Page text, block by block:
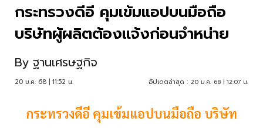
กระทรวงดีอี คุมเข้มแอปบนมือถือ
บริษัทผู้ผลิตต้องแจ้งก่อนจำหน่าย
By ฐานเศรษฐกิจ
20 ม.ค. 68 | 11:52 น. อัปเดตล่าสุด : 20 ม.ค. 68 | 12:07 น.
กระทรวงดีอี คุมเข้มแอปบนมือถือ บริษัท